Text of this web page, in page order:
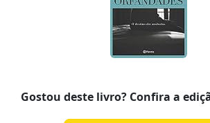
Gostou deste livro? Confira a